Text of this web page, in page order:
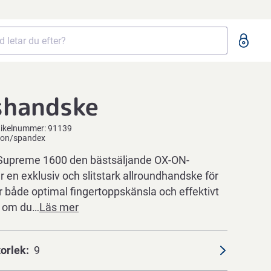
91139
spandex
1600 den bästsäljande OX-ON-
en exklusiv och slitstark allroundhandske för
både optimal fingertoppskänsla och effektivt
du…Läs mer
9